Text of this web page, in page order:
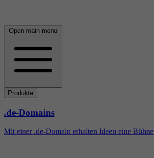
Open main menu
Produkte
.de-Domains
Mit einer .de-Domain erhalten Ideen eine Bühne